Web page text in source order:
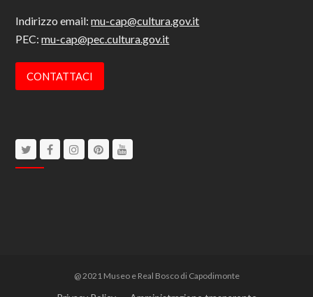
Indirizzo email:mu-cap@cultura.gov.it
PEC:mu-cap@pec.cultura.gov.it
CONTATTACI
TwitterFacebookInstagram
Pinterest
@ 2021 Museo e Real Bosco di Capodimonte